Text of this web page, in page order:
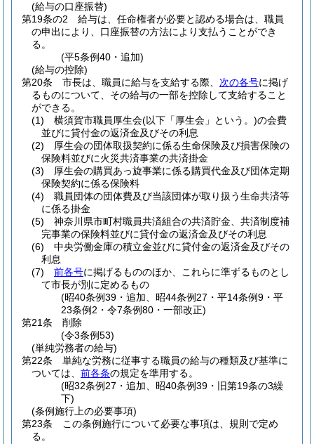
(給与の口座振替)
第19条の2
給与は、任命権者が必要と認める場合は、職員
の申出により、口座振替の方法により支払うことができ
る。
(平5条例40・追加)
(給与の控除)
第20条
市長は、職員に給与を支給する際、 次の各号に掲げ
るものについて、その給与の一部を控除して支給すること
ができる。
(1)
横須賀市職員厚生会(以下「厚生会」という。)の会費
並びに貸付金の返済金及びその利息
(2)
厚生会の団体取扱契約に係る生命保険及び損害保険の
保険料並びに火災共済事業の共済掛金
(3)
厚生会の購買あっ旋事業に係る購買代金及び団体定期
保険契約に係る保険料
(4)
職員団体の団体費及び当該団体が取り扱う生命共済等
に係る掛金
(5)
神奈川県市町村職員共済組合の共済貯金、共済制度補
完事業の保険料並びに貸付金の返済金及びその利息
(6)
中央労働金庫の積立金並びに貸付金の返済金及びその
利息
(7)
前各号に掲げるもののほか、これらに準ずるものとし
て市長が別に定めるもの
(昭40条例39・追加、昭44条例27・平14条例9・平
23条例2・令7条例80・一部改正)
第21条
削除
(令3条例53)
(単純労務者の給与)
第22条
単純な労務に従事する職員の給与の種類及び基準に
ついては、 前各条の規定を準用する。
(昭32条例27・追加、昭40条例39・旧第19条の3繰
下)
(条例施行上の必要事項)
第23条
この条例施行について必要な事項は、規則で定め
る。